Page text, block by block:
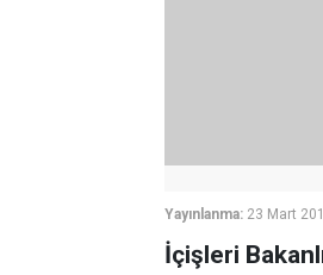
Yayınlanma: 23 Mart
İçişleri